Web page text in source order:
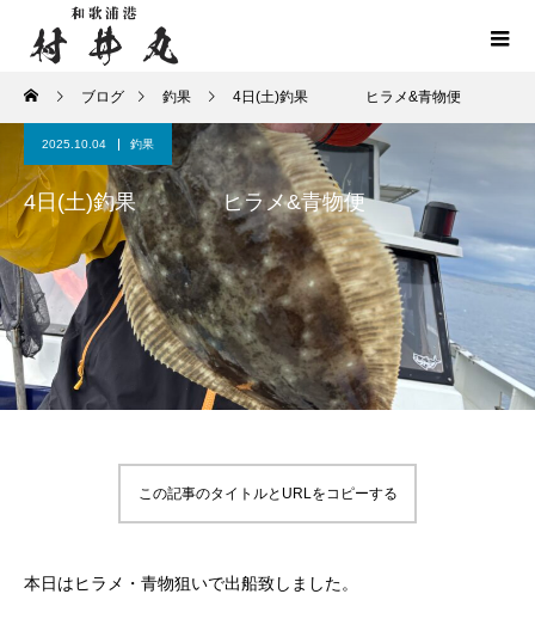
ブログ 釣果 4日(土)釣果 ヒラメ&青物便
2025.10.04 釣果
4日(土)釣果 ヒラメ&青物便
この記事のタイトルとURLをコピーする
本日はヒラメ・青物狙いで出船致しました。